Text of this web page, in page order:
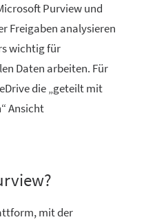
Purview und
Freigaben analysieren
wichtig für
Daten arbeiten. Für
die „geteilt mit
Ansicht
mit der